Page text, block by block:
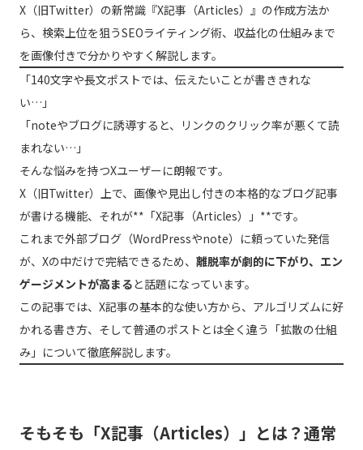
X（旧Twitter）の新常識『X記事（Articles）』の作成方法か
ら、検索上位を狙うSEOライティング術、収益化の仕組みまで
を画像付きで分かりやすく解説します。
「140文字や長文ポストでは、伝えたいことが書ききれな
い…」
「noteやブログに誘導すると、リンクのクリック率が悪くて読
まれない…」
そんな悩みを持つXユーザーに朗報です。
X（旧Twitter）上で、画像や見出し付きの本格的なブログ記事
が書ける機能、それが**「X記事（Articles）」**です。
これまで外部ブログ（WordPressやnote）に頼っていた発信
が、Xの中だけで完結できるため、 離脱率が劇的に下がり、エン
ゲージメントが高まると話題になっています。
この記事では、X記事の基本的な使い方から、アルゴリズムに好
かれる書き方、そして普通のポストとは全く違う「拡散の仕組
み」について徹底解説します。
そもそも「X記事（Articles）」とは？通常